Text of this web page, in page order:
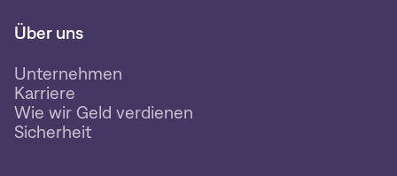
Über uns
Unternehmen
Karriere
Wie wir Geld verdienen
Sicherheit